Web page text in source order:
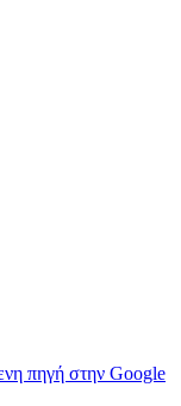
πηγή στην Google